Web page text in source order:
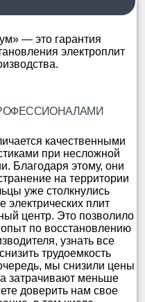
— это гарантия
электроплит
качественными
при несложной
Благодаря этому, они
на территории
уже столкнулись
электрических плит
центр. Это позволило
по восстановлению
узнать все
трудоемкость
мы снизили цены
затрачивают меньше
доверить нам свое